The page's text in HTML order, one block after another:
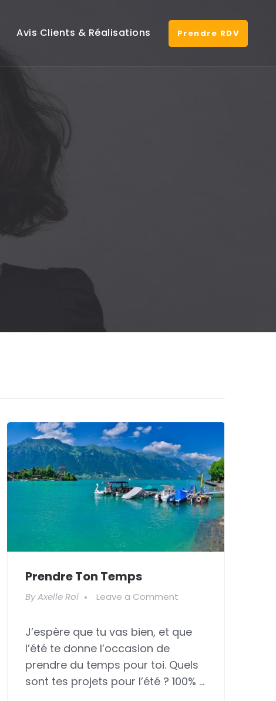
Avis Clients & Réalisations Prendre RDV
Prendre Ton Temps
ByAxelle Roi Leave a Comment
ton
J’espère que tu vas bien, et que
l’été te donne l’occasion de
prendre du temps pour toi. Quels
sont tes projets pour l’été ? 100% …